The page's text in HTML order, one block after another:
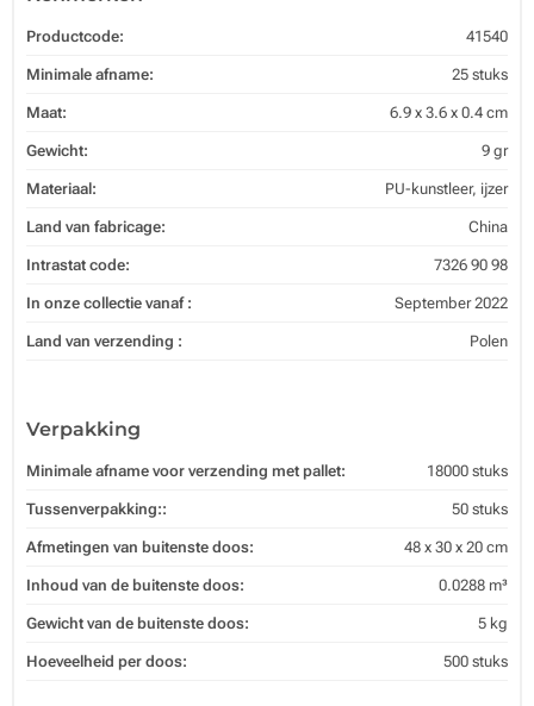
Productcode: 41540
Minimale afname: 25 stuks
Maat: 6.9 x 3.6 x 0.4 cm
Gewicht: 9 gr
Materiaal: PU-kunstleer, ijzer
Land van fabricage: China
Intrastat code: 7326 90 98
In onze collectie vanaf : September 2022
Land van verzending : Polen
Verpakking
Minimale afname voor verzending met pallet: 18000 stuks
Tussenverpakking:: 50 stuks
Afmetingen van buitenste doos: 48 x 30 x 20 cm
Inhoud van de buitenste doos: 0.0288 m³
Gewicht van de buitenste doos: 5 kg
Hoeveelheid per doos: 500 stuks